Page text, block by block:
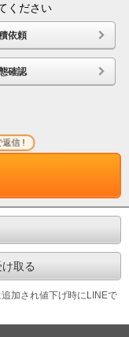
ください
依頼
確認
返信 !
け取る
加され値下げ時にLINEで